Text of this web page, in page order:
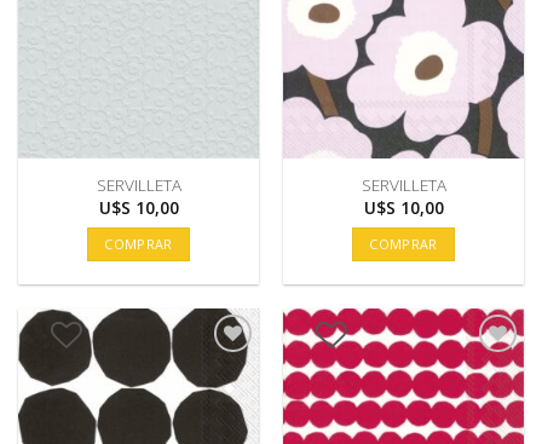
SERVILLETA
U$S 10,00
COMPRAR
SERVILLETA
U$S 10,00
COMPRAR